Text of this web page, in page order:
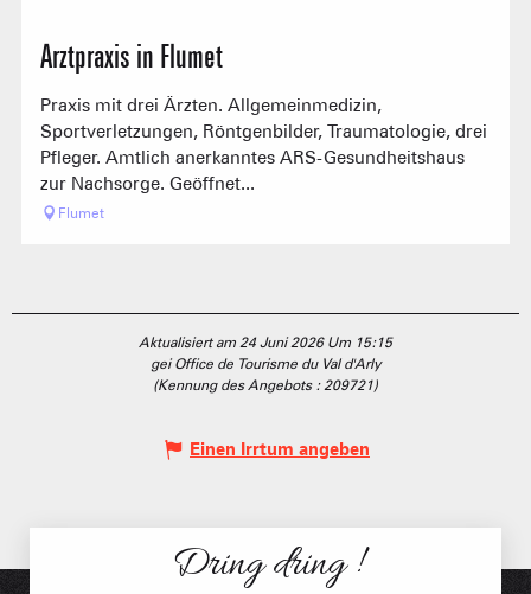
Arztpraxis in Flumet
Praxis mit drei Ärzten. Allgemeinmedizin,
Sportverletzungen, Röntgenbilder, Traumatologie, drei
Pfleger. Amtlich anerkanntes ARS-Gesundheitshaus
zur Nachsorge. Geöffnet...
Flumet
Aktualisiert am 24 Juni 2026 Um 15:15
gei Office de Tourisme du Val d'Arly
(Kennung des Angebots :209721)
Einen Irrtum angeben
Dring dring !